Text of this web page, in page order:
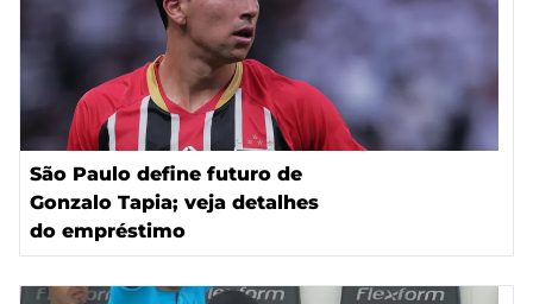
São Paulo define futuro de
Gonzalo Tapia; veja detalhes
do empréstimo